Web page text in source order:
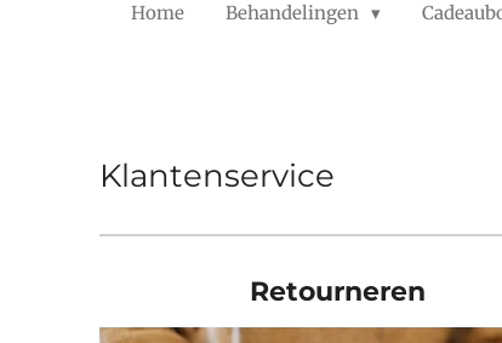
Home Behandelingen
Klantenservice
Retourneren